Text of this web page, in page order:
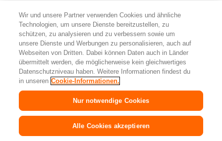
Bleibe mit uns in Kontakt
Facebook
https://twitter.com/migros
https://www.youtube.com/user/
PinterestInstagram
Cookie-Einstellungen
© 2026 Migros-Genossenschafts-Bund
FR IT
Wir und unsere Partner verwenden Cookies und ähnliche
Technologien, um unsere Dienste bereitzustellen, zu
schützen, zu analysieren und zu verbessern sowie um
unsere Dienste und Werbungen zu personalisieren, auch auf
Webseiten von Dritten. Dabei können Daten auch in Länder
übermittelt werden, die möglicherweise kein gleichwertiges
Datenschutzniveau haben. Weitere Informationen findest du
in unseren Cookie-Informationen.
Nur notwendige Cookies
Alle Cookies akzeptieren